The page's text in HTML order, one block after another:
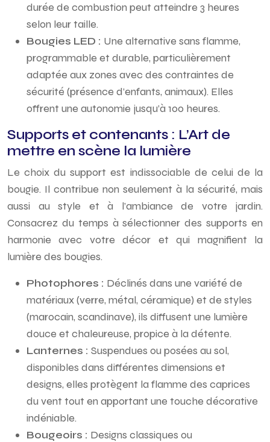
durée de combustion peut atteindre 3 heures
selon leur taille.
Bougies LED : Une alternative sans flamme,
programmable et durable, particulièrement
adaptée aux zones avec des contraintes de
sécurité (présence d’enfants, animaux). Elles
offrent une autonomie jusqu’à 100 heures.
Supports et contenants : L’Art de
mettre en scène la lumière
Le choix du support est indissociable de celui de la
bougie. Il contribue non seulement à la sécurité, mais
aussi au style et à l’ambiance de votre jardin.
Consacrez du temps à sélectionner des supports en
harmonie avec votre décor et qui magnifient la
lumière des bougies.
Photophores : Déclinés dans une variété de
matériaux (verre, métal, céramique) et de styles
(marocain, scandinave), ils diffusent une lumière
douce et chaleureuse, propice à la détente.
Lanternes : Suspendues ou posées au sol,
disponibles dans différentes dimensions et
designs, elles protègent la flamme des caprices
du vent tout en apportant une touche décorative
indéniable.
Bougeoirs : Designs classiques ou